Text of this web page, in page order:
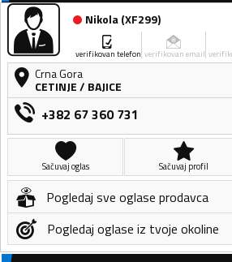
Nikola(XF299)
verifikovan telefon verifikovan email
Crna Gora
CETINJE/ BAJICE
+382 67 360 731
Sačuvaj oglas Sačuvaj profil
Pogledaj sve oglase prodavca
Pogledaj oglase iz tvoje okoline